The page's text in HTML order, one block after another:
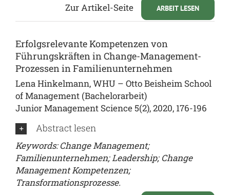
ARBEIT LESEN
Zur Artikel-Seite
Erfolgsrelevante Kompetenzen von
Führungskräften in Change-Management-
Prozessen in Familienunternehmen
Lena Hinkelmann, WHU – Otto Beisheim School
of Management (Bachelorarbeit)
Junior Management Science 5(2), 2020, 176-196
Abstract lesen
Keywords: Change Management;
Familienunternehmen; Leadership; Change
Management Kompetenzen;
Transformationsprozesse.